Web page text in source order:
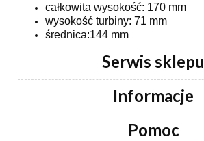
całkowita wysokość: 170 mm
wysokość turbiny: 71 mm
średnica:144 mm
Serwis sklepu
Informacje
Pomoc